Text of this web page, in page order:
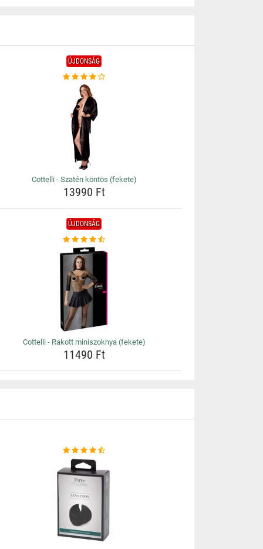
ÚJDONSÁG
Cottelli - Szatén köntös (fekete)
13990 Ft
ÚJDONSÁG
Cottelli - Rakott miniszoknya (fekete)
11490 Ft